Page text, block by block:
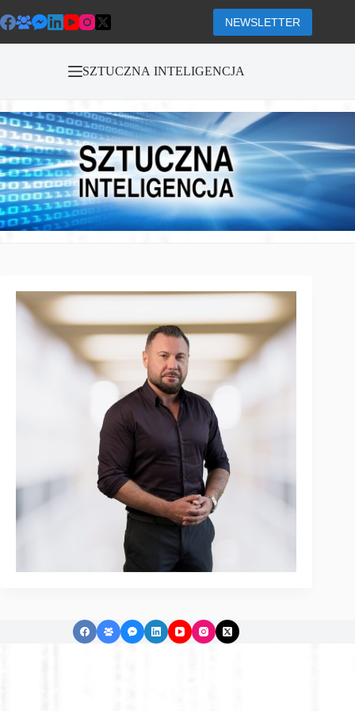
do
treści
NEWSLETTER
SZTUCZNA INTELIGENCJA